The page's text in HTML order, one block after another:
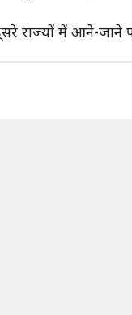
राज्यों में आने-जाने